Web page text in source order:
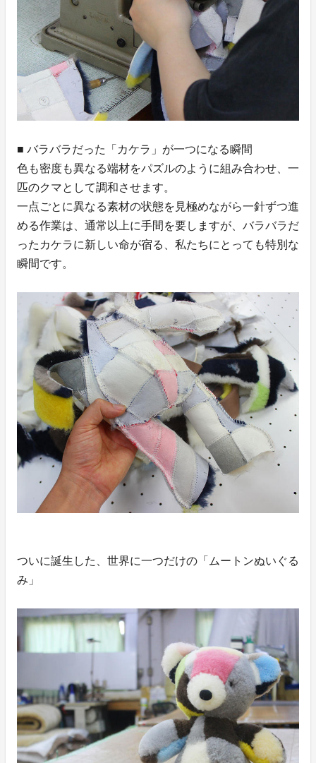
■ バラバラだった「カケラ」が一つになる瞬間
色も密度も異なる端材をパズルのように組み合わせ、一
匹のクマとして調和させます。
一点ごとに異なる素材の状態を見極めながら一針ずつ進
める作業は、通常以上に手間を要しますが、バラバラだ
ったカケラに新しい命が宿る、私たちにとっても特別な
瞬間です。
ついに誕生した、世界に一つだけの「ムートンぬいぐる
み」